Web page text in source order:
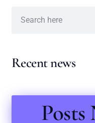
Recent news